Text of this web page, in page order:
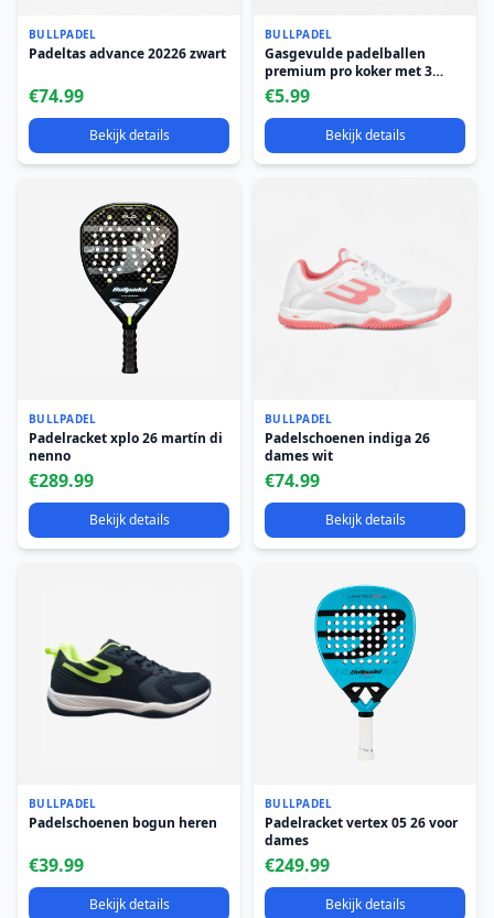
BULLPADEL
Padeltas advance 20226 zwart
€74.99
Bekijk details
BULLPADEL
Gasgevulde padelballen
premium pro koker met 3
ballen
€5.99
Bekijk details
BULLPADEL
Padelracket xplo 26 martín di
nenno
€289.99
Bekijk details
BULLPADEL
Padelschoenen indiga 26
dames wit
€74.99
Bekijk details
BULLPADEL
Padelschoenen bogun heren
€39.99
Bekijk details
BULLPADEL
Padelracket vertex 05 26 voor
dames
€249.99
Bekijk details